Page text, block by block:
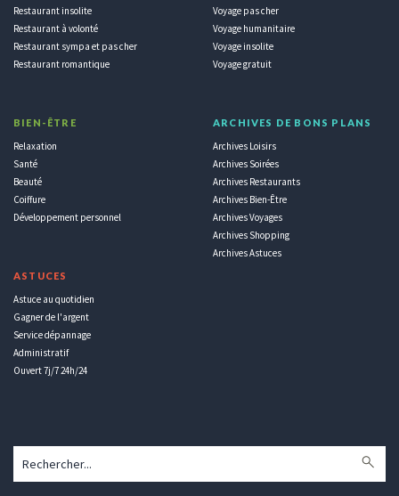
Restaurant insolite
Restaurant à volonté
Restaurant sympa et pas cher
Restaurant romantique
BIEN-ÊTRE
Relaxation
Santé
Beauté
Coiffure
Développement personnel
ASTUCES
Astuce au quotidien
Gagner de l'argent
Service dépannage
Administratif
Ouvert 7j/7 24h/24
Voyage pas cher
Voyage humanitaire
Voyage insolite
Voyage gratuit
ARCHIVES DE BONS PLANS
Archives Loisirs
Archives Soirées
Archives Restaurants
Archives Bien-Être
Archives Voyages
Archives Shopping
Archives Astuces